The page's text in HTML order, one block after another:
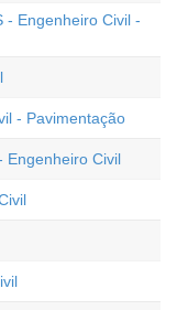
- Engenheiro Civil -
- Pavimentação
Engenheiro Civil